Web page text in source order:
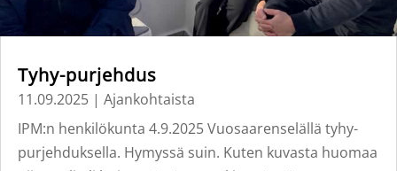
Tyhy-purjehdus
11.09.2025 | Ajankohtaista
IPM:n henkilökunta 4.9.2025 Vuosaarenselällä tyhy-
purjehduksella. Hymyssä suin. Kuten kuvasta huomaa